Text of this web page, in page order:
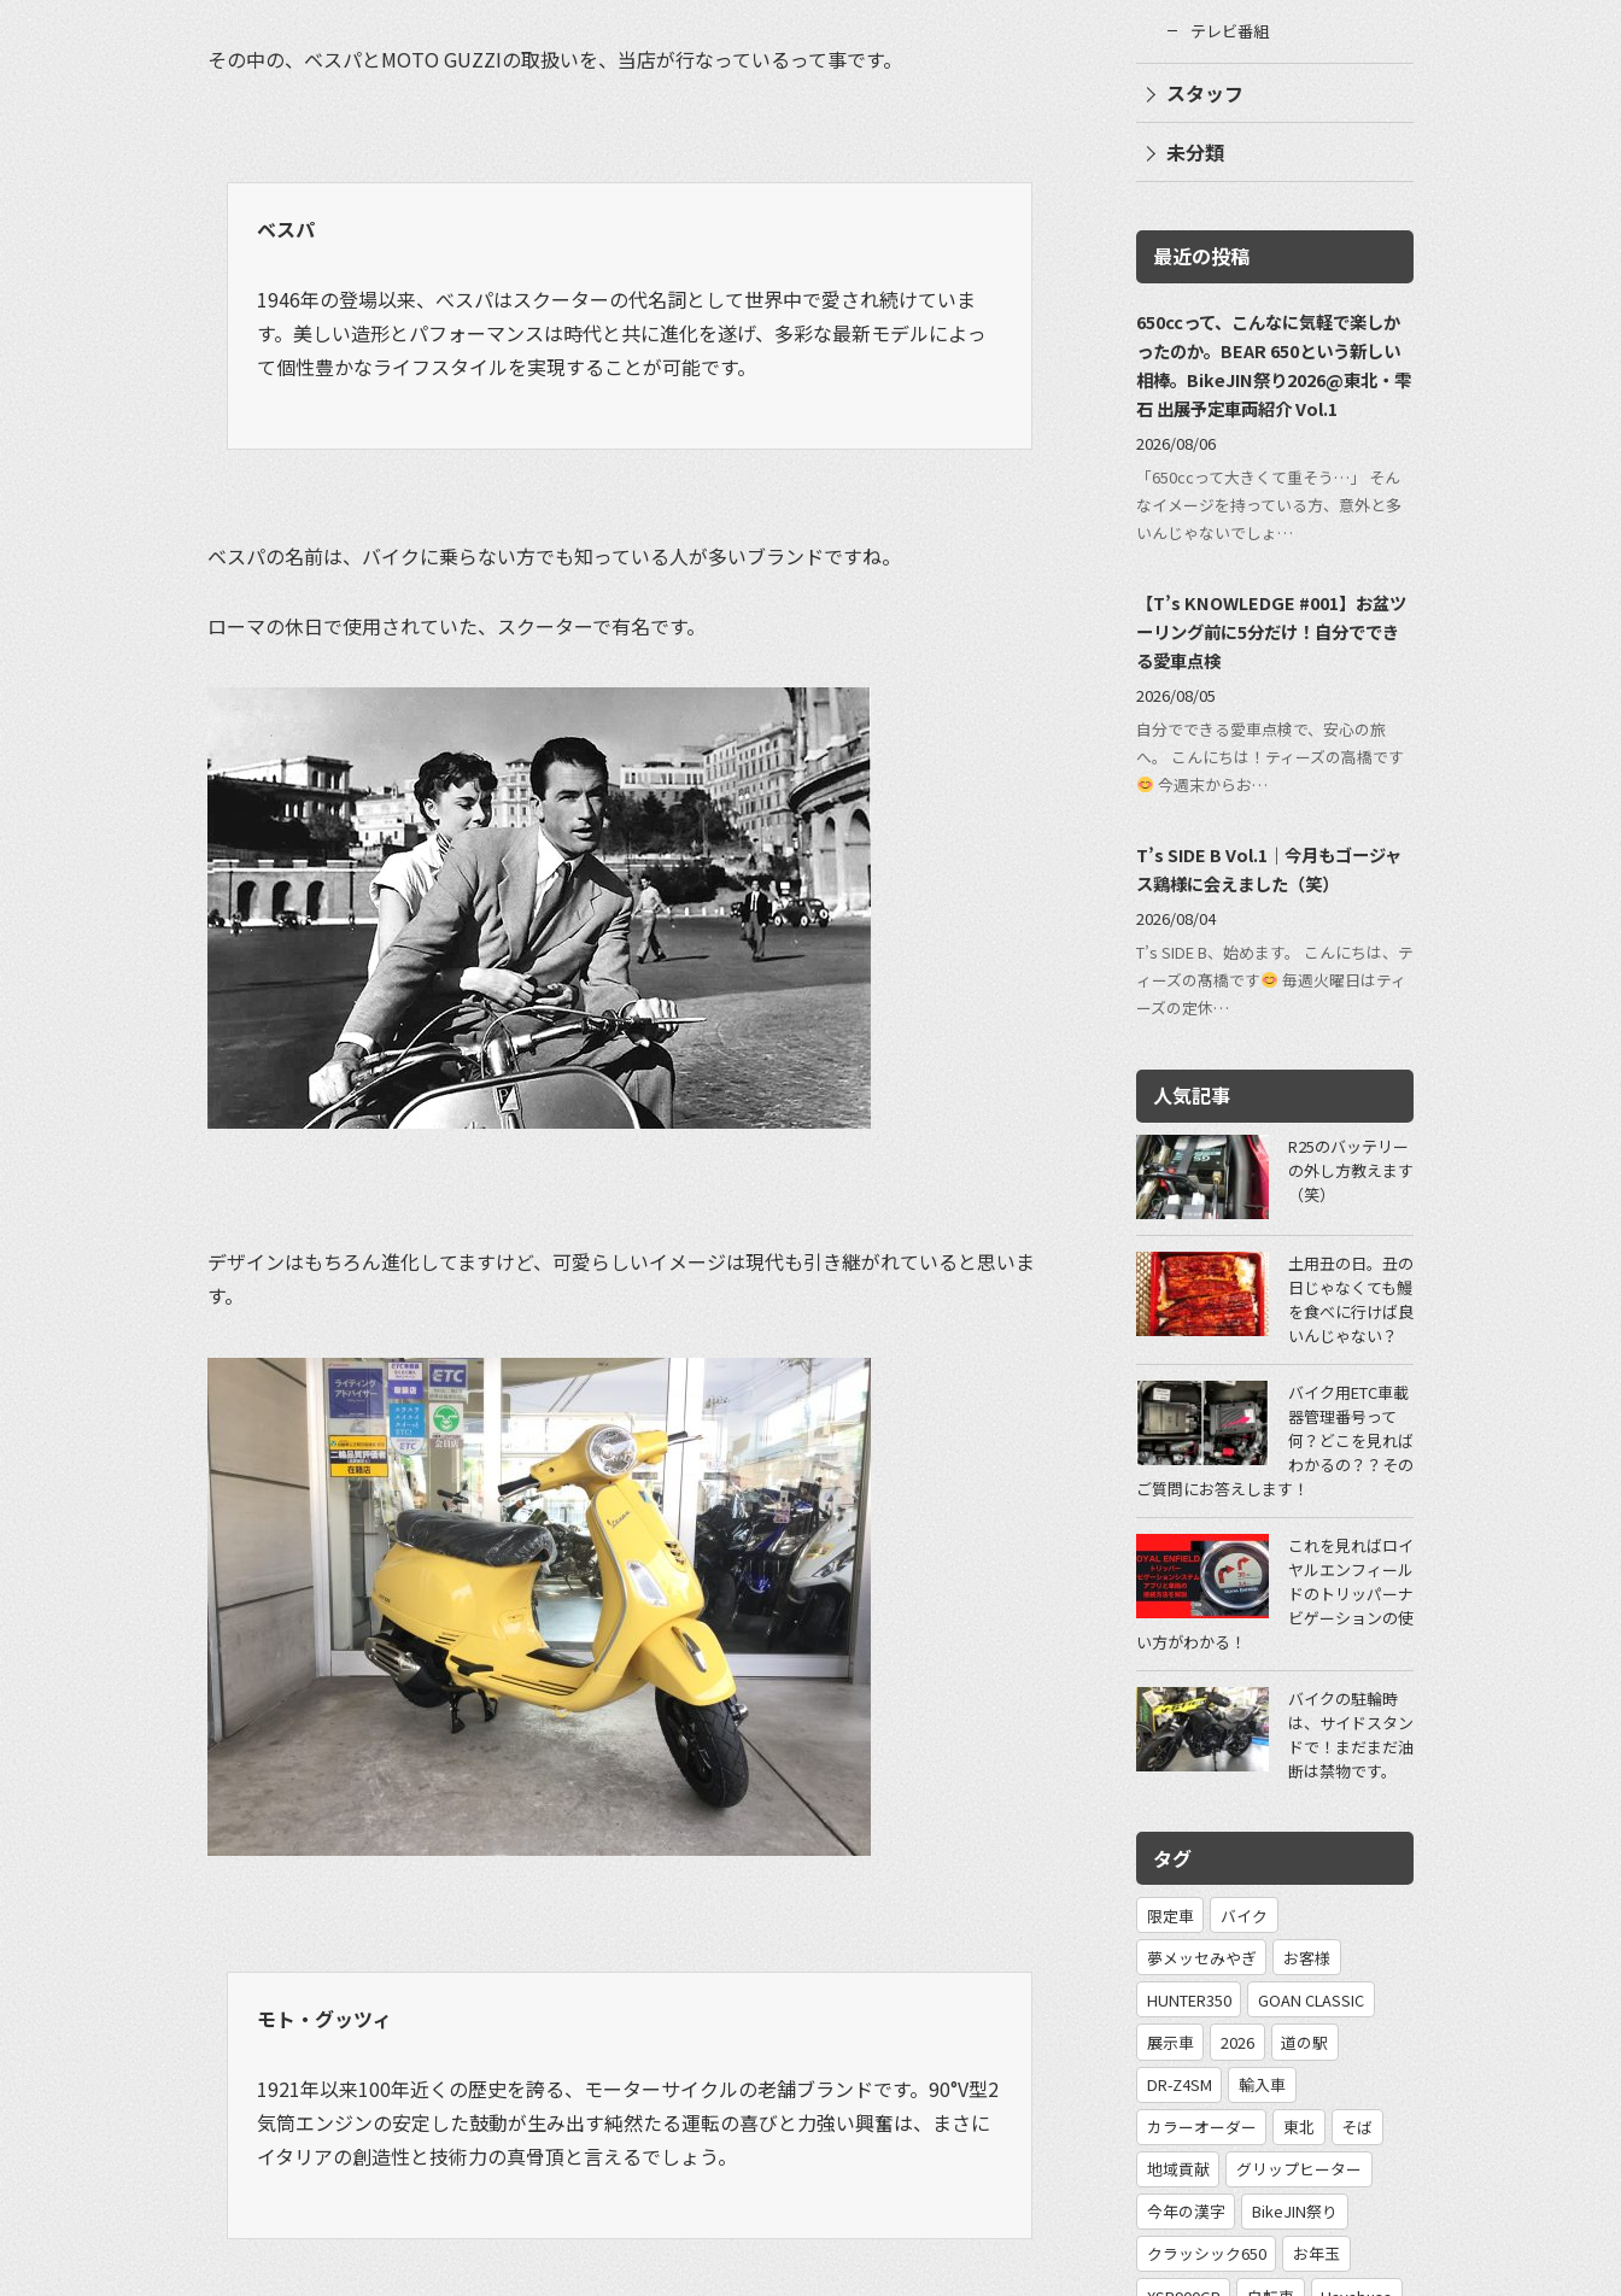
その中の、ベスパとMOTO GUZZIの取扱いを、当店が行なっているって事です。
ベスパ
1946年の登場以来、べスパはスクーターの代名詞として世界中で愛され続けていま
す。美しい造形とパフォーマンスは時代と共に進化を遂げ、多彩な最新モデルによっ
て個性豊かなライフスタイルを実現することが可能です。
ベスパの名前は、バイクに乗らない方でも知っている人が多いブランドですね。
ローマの休日で使用されていた、スクーターで有名です。
デザインはもちろん進化してますけど、可愛らしいイメージは現代も引き継がれていると思いま
す。
モト・グッツィ
1921年以来100年近くの歴史を誇る、モーターサイクルの老舗ブランドです。90°V型2
気筒エンジンの安定した鼓動が生み出す純然たる運転の喜びと力強い興奮は、まさに
イタリアの創造性と技術力の真骨頂と言えるでしょう。
テレビ番組
スタッフ
未分類
最近の投稿
650ccって、こんなに気軽で楽しか
ったのか。BEAR 650という新しい
相棒。BikeJIN祭り2026@東北・雫
石 出展予定車両紹介 Vol.1
2026/08/06
「650ccって大きくて重そう…」 そん
なイメージを持っている方、意外と多
いんじゃないでしょ…
【T’s KNOWLEDGE #001】お盆ツ
ーリング前に5分だけ！自分ででき
る愛車点検
2026/08/05
自分でできる愛車点検で、安心の旅
へ。 こんにちは！ティーズの高橋です
今週末からお…
T’s SIDE B Vol.1｜今月もゴージャ
ス鶏様に会えました（笑）
2026/08/04
T’s SIDE B、始めます。 こんにちは、テ
ィーズの髙橋です
毎週火曜日はティ
ーズの定休…
人気記事
R25のバッテリー
の外し方教えます
（笑）
土用丑の日。丑の
日じゃなくても鰻
を食べに行けば良
いんじゃない？
バイク用ETC車載
器管理番号って
何？どこを見れば
わかるの？？その
ご質問にお答えします！
これを見ればロイ
ヤルエンフィール
ドのトリッパーナ
ビゲーションの使
い方がわかる！
バイクの駐輪時
は、サイドスタン
ドで！まだまだ油
断は禁物です。
タグ
限定車
バイク
夢メッセみやぎ
お客様
HUNTER350
GOAN CLASSIC
展示車
2026
道の駅
DR-Z4SM
輸入車
カラーオーダー
東北
そば
地域貢献
グリップヒーター
今年の漢字
BikeJIN祭り
クラッシック650
お年玉